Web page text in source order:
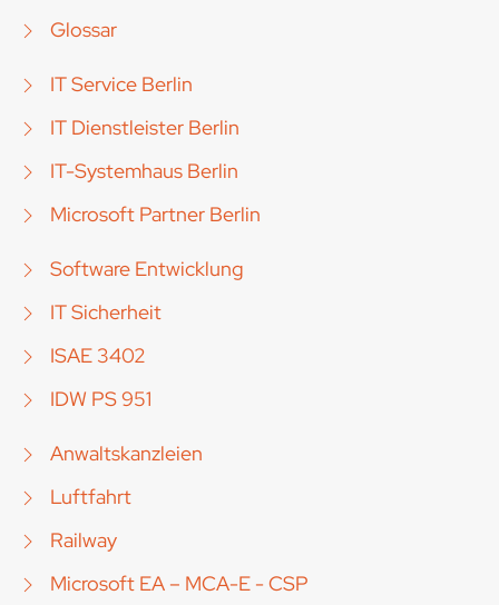
Glossar
IT Service Berlin
IT Dienstleister Berlin
IT-Systemhaus Berlin
Microsoft Partner Berlin
Software Entwicklung
IT Sicherheit
ISAE 3402
IDW PS 951
Anwaltskanzleien
Luftfahrt
Railway
Microsoft EA – MCA-E - CSP